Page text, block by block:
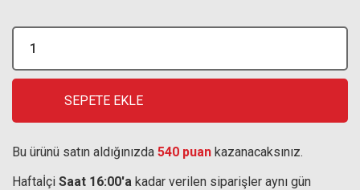
SEPETE EKLE
Bu ürünü satın aldığınızda 540 puan kazanacaksınız.
Haftaİçi Saat 16:00'a kadar verilen siparişler aynı gün